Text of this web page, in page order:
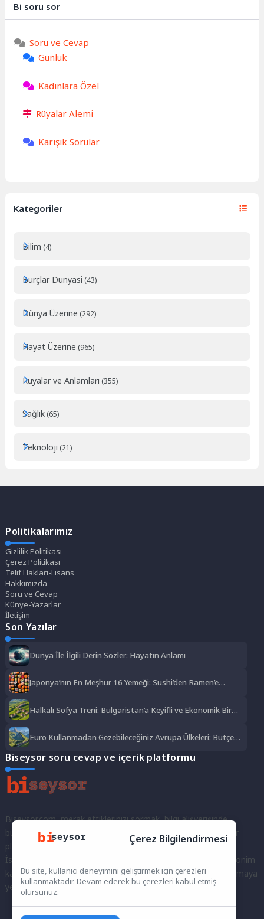
Bi soru sor
Soru ve Cevap
Günlük
Kadınlara Özel
Rüyalar Alemi
Karışık Sorular
Kategoriler
Bilim (4)
Burçlar Dunyasi (43)
Dünya Üzerine (292)
Hayat Üzerine (965)
Rüyalar ve Anlamları (355)
Sağlık (65)
Teknoloji (21)
Politikalarımız
Gizlilik Politikası
Çerez Politikası
Telif Hakları-Lisans
Hakkımızda
Soru ve Cevap
Künye-Yazarlar
İletişim
Son Yazılar
Dünya İle İlgili Derin Sözler: Hayatın Anlamı
Japonya’nın En Meşhur 16 Yemeği: Sushi’den Ramen’e
Halkalı Sofya Treni: Bulgaristan’a Keyifli ve Ekonomik Bir
Euro Kullanmadan Gezebileceğiniz Avrupa Ülkeleri: Bütçe
Biseysor soru cevap ve içerik platformu
Biseysor.com, merak ettiklerinizi sormak, bilgi alışverişinde
bulunmak ve fikirlerinizi paylaşmak için bir araya geldiğimiz bir
platformdur.
İster kayıtlı bir kullanıcı olarak topluluğumuza katılın, ister anonim
kalarak sorularınızı yöneltin; burada her türlü soruya ve tartışmaya
yer var. Bilgiyi keşfetmek ve paylaşmak için bize katılın!
Çerez Bilgilendirmesi
Bu site, kullanıcı deneyimini geliştirmek için çerezleri
kullanmaktadır. Devam ederek bu çerezleri kabul etmiş
olursunuz.